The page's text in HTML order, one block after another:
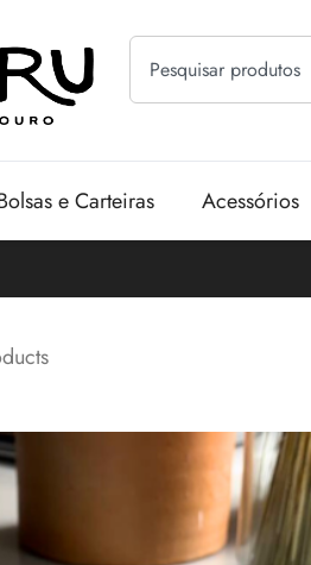
e Carteiras Acessórios